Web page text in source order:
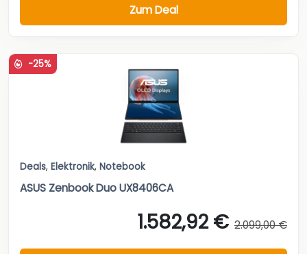
Zum Deal
-25%
Deals, Elektronik, Notebook
ASUS Zenbook Duo UX8406CA
1.582,92 € 2.099,00 €